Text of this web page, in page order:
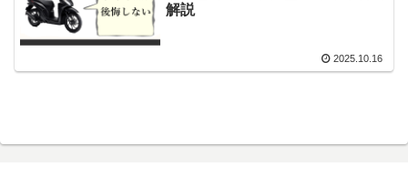
解説
2025.10.16